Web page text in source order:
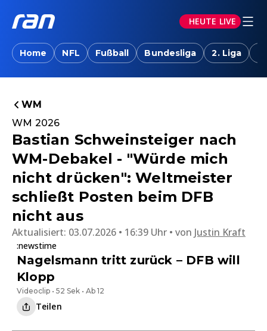
HEUTE LIVE
Home NFL Fußball Bundesliga 2. Liga
WM
WM 2026
Bastian Schweinsteiger nach
WM-Debakel - "Würde mich
nicht drücken": Weltmeister
schließt Posten beim DFB
nicht aus
Aktualisiert: 03.07.2026 • 16:39 Uhr von Justin Kraft
:newstime
Nagelsmann tritt zurück – DFB will
Klopp
Videoclip • 52 Sek • Ab 12
Teilen